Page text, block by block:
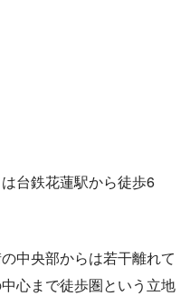
台鉄花蓮駅から徒歩6
中央部からは若干離れて
心まで徒歩圏という立地